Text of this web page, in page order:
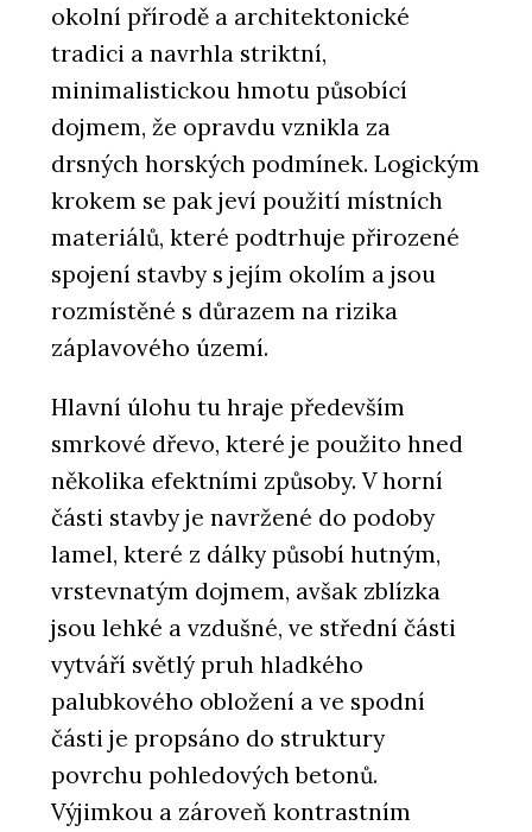
okolní přírodě a architektonické
tradici a navrhla striktní,
minimalistickou hmotu působící
dojmem, že opravdu vznikla za
drsných horských podmínek. Logickým
krokem se pak jeví použití místních
materiálů, které podtrhuje přirozené
spojení stavby s jejím okolím a jsou
rozmístěné s důrazem na rizika
záplavového území.
Hlavní úlohu tu hraje především
smrkové dřevo, které je použito hned
několika efektními způsoby. V horní
části stavby je navržené do podoby
lamel, které z dálky působí hutným,
vrstevnatým dojmem, avšak zblízka
jsou lehké a vzdušné, ve střední části
vytváří světlý pruh hladkého
palubkového obložení a ve spodní
části je propsáno do struktury
povrchu pohledových betonů.
Výjimkou a zároveň kontrastním